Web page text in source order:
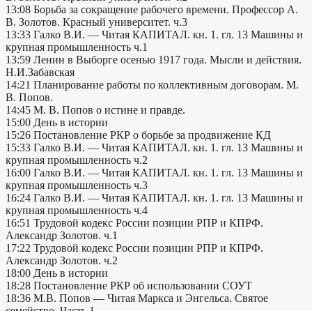
13:08 Борьба за сокращение рабочего времени. Профессор А.
В. Золотов. Красный университет. ч.3
13:33 Галко В.И. — Читая КАПИТАЛ. кн. 1. гл. 13 Машины и
крупная промышленность ч.1
13:59 Ленин в Выборге осенью 1917 года. Мысли и действия.
Н.И.Забавская
14:21 Планирование работы по коллективным договорам. М.
В. Попов.
14:45 М. В. Попов о истине и правде.
15:00 День в истории
15:26 Постановление РКР о борьбе за продвижение КД
15:33 Галко В.И. — Читая КАПИТАЛ. кн. 1. гл. 13 Машины и
крупная промышленность ч.2
16:00 Галко В.И. — Читая КАПИТАЛ. кн. 1. гл. 13 Машины и
крупная промышленность ч.3
16:24 Галко В.И. — Читая КАПИТАЛ. кн. 1. гл. 13 Машины и
крупная промышленность ч.4
16:51 Трудовой кодекс России позиции РПР и КПРФ.
Александр Золотов. ч.1
17:22 Трудовой кодекс России позиции РПР и КПРФ.
Александр Золотов. ч.2
18:00 День в истории
18:28 Постановление РКР об использовании СОУТ
18:36 М.В. Попов — Читая Маркса и Энгельса. Святое